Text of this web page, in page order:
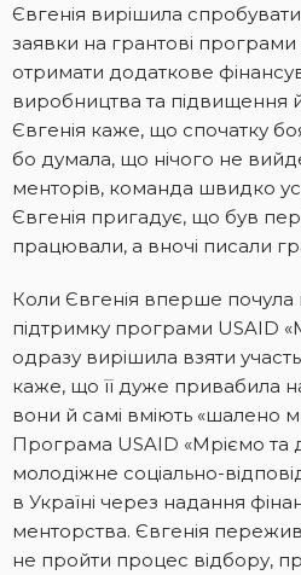
Євгенія вирішила
заявки на грантові
отримати додаткове
виробництва та підвищення
Євгенія каже, що спочатку
бо думала, що нічого не
менторів, команда швидко
Євгенія пригадує, що був
працювали, а вночі писали
Коли Євгенія вперше почула
підтримку програми USAID
одразу вирішила взяти
каже, що її дуже привабила
вони й самі вміють «шалено
Програма USAID «Мріємо та
молодіжне соціально-
в Україні через надання
менторства. Євгенія
не пройти процес відбору,